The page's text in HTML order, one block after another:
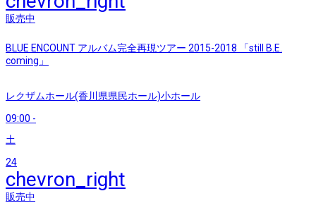
販売中
BLUE ENCOUNT アルバム完全再現ツアー 2015-2018 「still B.E.
coming」
レクザムホール(香川県県民ホール)小ホール
09:00 -
土
24
chevron_right
販売中